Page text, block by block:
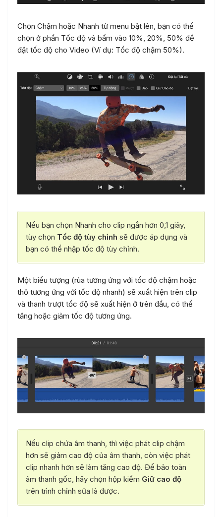
Chọn Chậm hoặc Nhanh từ menu bật lên, bạn có thể
chọn ở phần Tốc độ và bấm vào 10%, 20%, 50% để
đặt tốc độ cho Video (Ví dụ: Tốc độ chậm 50%).
Nếu bạn chọn Nhanh cho clip ngắn hơn 0,1 giây,
tùy chọn Tốc độ tùy chỉnh sẽ được áp dụng và
bạn có thể nhập tốc độ tùy chỉnh.
Một biểu tượng (rùa tương ứng với tốc độ chậm hoặc
thỏ tương ứng với tốc độ nhanh) sẽ xuất hiện trên clip
và thanh trượt tốc độ sẽ xuất hiện ở trên đầu, có thể
tăng hoặc giảm tốc độ tương ứng.
Nếu clip chứa âm thanh, thì việc phát clip chậm
hơn sẽ giảm cao độ của âm thanh, còn việc phát
clip nhanh hơn sẽ làm tăng cao độ. Để bảo toàn
âm thanh gốc, hãy chọn hộp kiểm Giữ cao độ
trên trình chỉnh sửa là được.